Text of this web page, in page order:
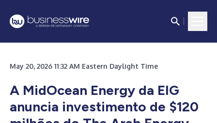
May 20, 2026 11:32 AM Eastern Daylight Time
A MidOcean Energy da EIG
anuncia investimento de $120